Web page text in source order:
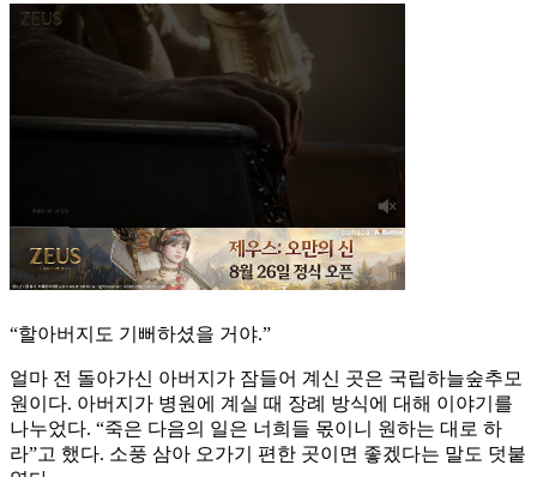
“할아버지도 기뻐하셨을 거야.”
얼마 전 돌아가신 아버지가 잠들어 계신 곳은 국립하늘숲추모
원이다. 아버지가 병원에 계실 때 장례 방식에 대해 이야기를
나누었다. “죽은 다음의 일은 너희들 몫이니 원하는 대로 하
라”고 했다. 소풍 삼아 오가기 편한 곳이면 좋겠다는 말도 덧붙